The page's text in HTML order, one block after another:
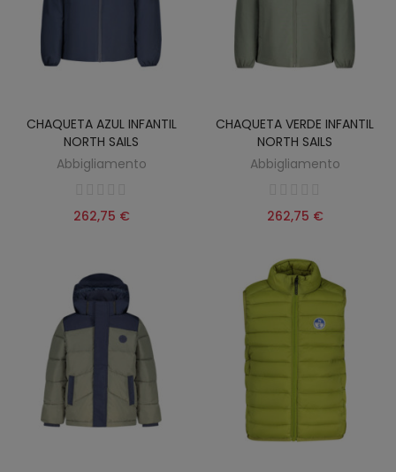
CHAQUETA AZUL INFANTIL
NORTH SAILS
Abbigliamento
262,75 €
CHAQUETA VERDE INFANTIL
NORTH SAILS
Abbigliamento
262,75 €